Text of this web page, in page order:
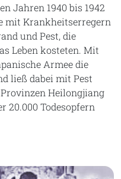
Jahren 1940 bis 1942
mit Krankheitserregern
und Pest, die
Leben kosteten. Mit
Armee die
ließ dabei mit Pest
Heilongjiang
20.000 Todesopfern